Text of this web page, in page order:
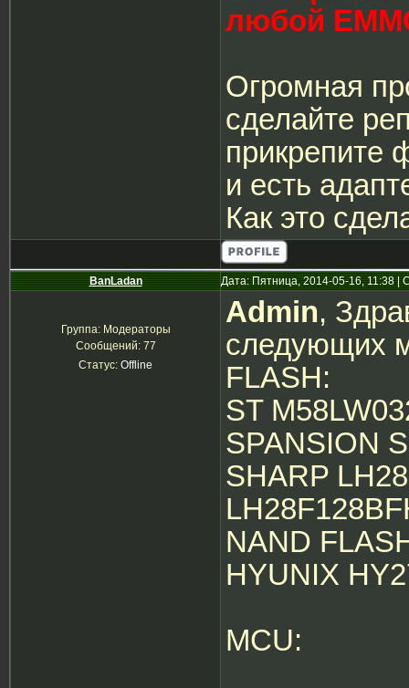
любой
Огромная
сделайте
прикрепите
и есть
Как это
BanLadan Дата: Пятница, 2014-05-16, 11:38
Группа: Модераторы
Сообщений: 77
Статус: Offline
Admin,
следующих
FLASH:
ST
SPANSION
SHARP
NAND
HYUNIX
MCU: